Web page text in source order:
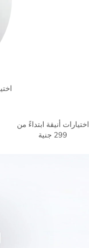
اختيارات أنيقة ابتداءً من
299 جنية